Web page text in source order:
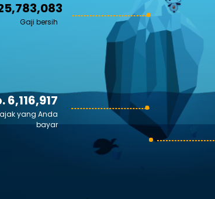
Gaji bersih
6,116,917
yang Anda
bayar